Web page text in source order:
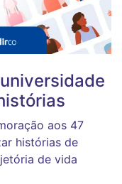
aos 47
histórias de
de vida